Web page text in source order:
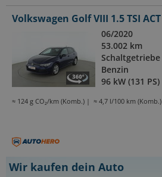
Volkswagen Golf VIII 1.5 TSI ACT
06/2020
53.002 km
Schaltgetriebe
Benzin
96 kW (131 PS)
≈ 124 g CO₂/km (Komb.) ≈ 4,7 l/100 km (Komb.)
Wir kaufen dein Auto